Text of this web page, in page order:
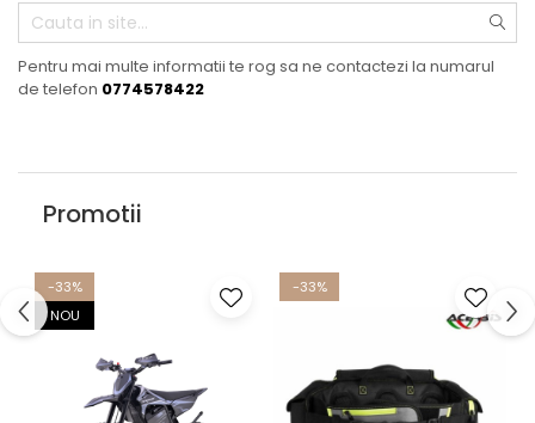
Suspensii
Transmisie
Tuning
Pentru mai multe informatii te rog sa ne contactezi la numarul
de telefon 0774578422
Promotii
-33%
NOU
-33%